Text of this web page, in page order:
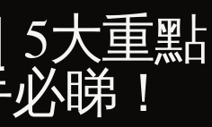
5大重點
睇！